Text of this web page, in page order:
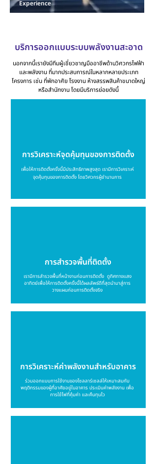
Experience
บริการออกแบบระบบพลังงานสะอาด
นอกจากนี้เรายังมีทีมผู้เชี่ยวชาญมืออาชีพด้านวิศวกรไฟฟ้า
และพลังงาน ที่มากประสบการณ์ในหลากหลายประเภท
โครงการ เช่น ที่พักอาศัย โรงงาน ห้างสรรพสินค้าขนาดใหญ่
หรือสำนักงาน โดยมีบริการย่อยดังนี้
การวิเคราะห์จุดคุ้มทุนของการติดตั้ง
เพื่อให้การติดตั้งครั้งนี้มีประสิทธิภาพสูงสุด เรามีการวิเคราะห์
จุดคุ้มทุนของการติดตั้ง โดยวิศวกรผู้ชำนานการ
การสำรวจพื้นที่ติดตั้ง
เรามีการสำรวจพื้นที่หน้างานก่อนการติดตั้ง ดูทิศทางแสง
อาทิตย์เพื่อให้การติดตั้งครั้งนี้ได้ผลลัพธ์ดีที่สุดนำมาสู่การ
วางแผนก่อนการติดตั้งจริง
การวิเคราะห์ค่าพลังงานสำหรับอาคาร
ร่วมออกแบบการใช้งานของโซลลาร์เซลล์ให้เหมาะสมกับ
พฤติกรรมของผู้ที่อาศัยอยู่ในอาคาร ประเมินค่าพลังงาน เพื่อ
การใช้ไฟที่คุ้มค่า และคืนทุนไว